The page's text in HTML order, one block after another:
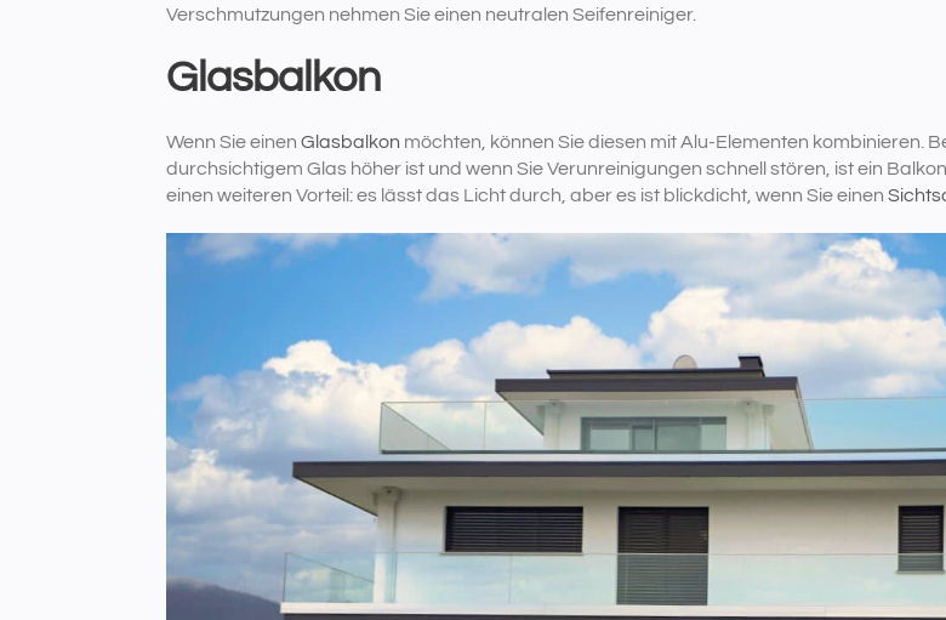
Verschmutzungen nehmen Sie einen neutralen Seifenreiniger.
Glasbalkon
Wenn Sie einen Glasbalkon möchten, können Sie diesen mit Alu-Elementen kombinieren.
durchsichtigem Glas höher ist und wenn Sie Verunreinigungen schnell stören, ist ein
einen weiteren Vorteil: es lässt das Licht durch, aber es ist blickdicht, wenn Sie einen